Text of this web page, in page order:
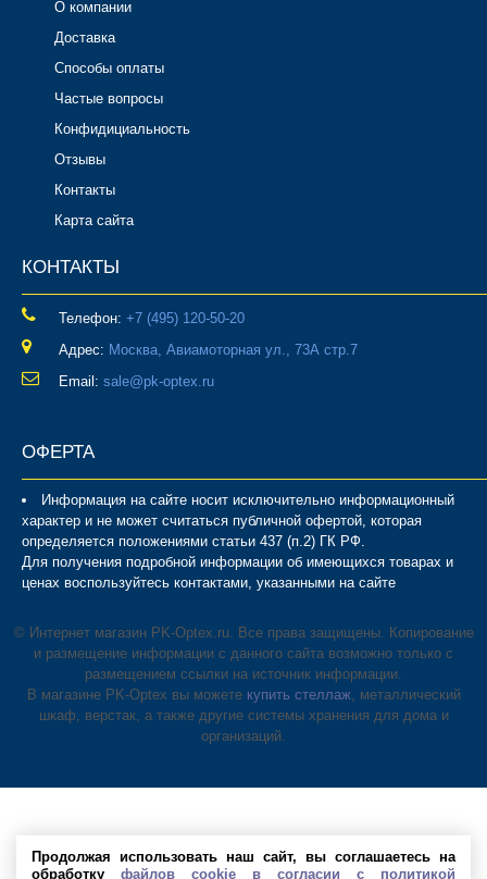
О компании
Доставка
Способы оплаты
Частые вопросы
Конфидициальность
Отзывы
Контакты
Карта сайта
КОНТАКТЫ
Телефон: ‎+7 (495) 120-50-20
Адрес: Москва, Авиамоторная ул., 73А стр.7
Email: sale@pk-optex.ru
ОФЕРТА
Информация на сайте носит исключительно информационный
характер и не может считаться публичной офертой, которая
определяется положениями статьи 437 (п.2) ГК РФ.
Для получения подробной информации об имеющихся товарах и
ценах воспользуйтесь контактами, указанными на сайте
© Интернет магазин PK-Optex.ru. Все права защищены. Копирование
и размещение информации с данного сайта возможно только с
размещением ссылки на источник информации.
В магазине PK-Optex вы можете купить стеллаж, металлический
шкаф, верстак, а также другие системы хранения для дома и
организаций.
Продолжая использовать наш сайт, вы соглашаетесь на
обработку файлов cookie в согласии с политикой